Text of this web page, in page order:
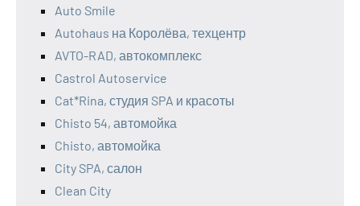
Auto Smile
Autohaus на Королёва, техцентр
AVTO-RAD, автокомплекс
Castrol Autoservice
Cat*Rina, студия SPA и красоты
Chisto 54, автомойка
Chisto, автомойка
City SPA, салон
Clean City